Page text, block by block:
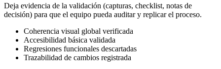
Deja evidencia de la validación (capturas, checklist, notas de
decisión) para que el equipo pueda auditar y replicar el proceso.
Coherencia visual global verificada
Accesibilidad básica validada
Regresiones funcionales descartadas
Trazabilidad de cambios registrada